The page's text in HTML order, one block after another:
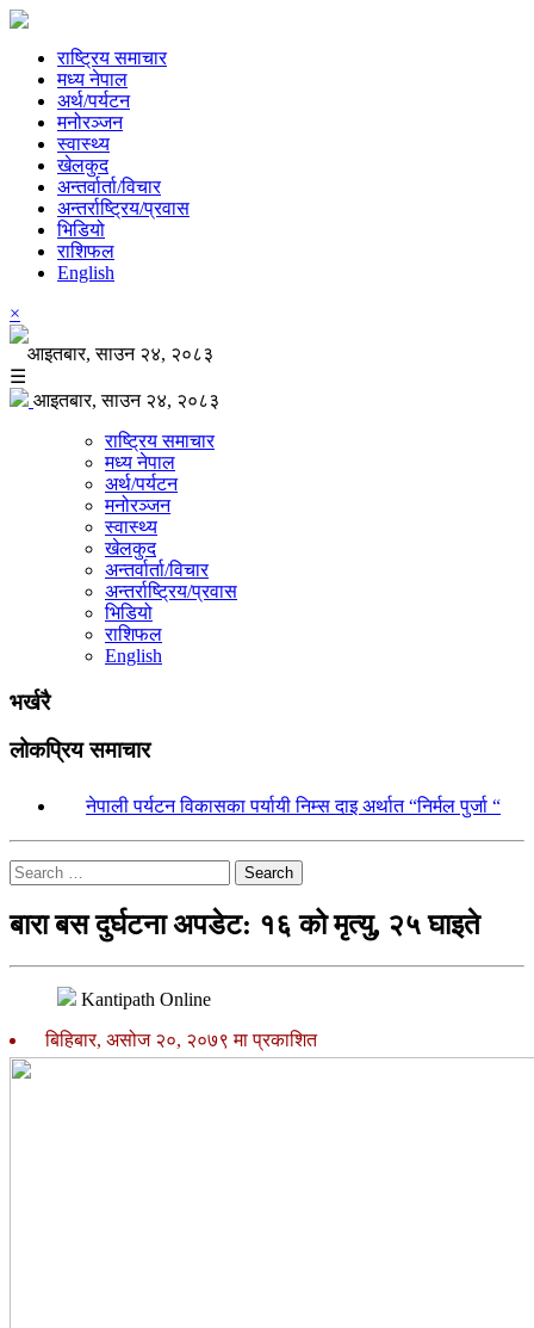
राष्ट्रिय समाचार
मध्य नेपाल
अर्थ/पर्यटन
मनोरञ्जन
स्वास्थ्य
खेलकुद
अन्तर्वार्ता/विचार
अन्तर्राष्ट्रिय/प्रवास
भिडियो
राशिफल
English
×
आइतबार, साउन २४, २०८३
☰
आइतबार, साउन २४, २०८३
राष्ट्रिय समाचार
मध्य नेपाल
अर्थ/पर्यटन
मनोरञ्जन
स्वास्थ्य
खेलकुद
अन्तर्वार्ता/विचार
अन्तर्राष्ट्रिय/प्रवास
भिडियो
राशिफल
English
भर्खरै
लोकप्रिय समाचार
नेपाली पर्यटन विकासका पर्यायी निम्स दाइ अर्थात “निर्मल पुर्जा “
Search
बारा बस दुर्घटना अपडेट: १६ को मृत्यु, २५ घाइते
Kantipath Online
बिहिबार, असोज २०, २०७९ मा प्रकाशित